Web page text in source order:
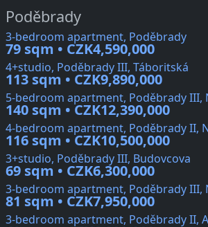
Poděbrady
3-bedroom apartment, Poděbrady
79 sqm • CZK4,590,000
4+studio, Poděbrady III, Táboritská
113 sqm • CZK9,890,000
5-bedroom apartment, Poděbrady III,
140 sqm • CZK12,390,000
4-bedroom apartment, Poděbrady II,
116 sqm • CZK10,500,000
3+studio, Poděbrady III, Budovcova
69 sqm • CZK6,300,000
3-bedroom apartment, Poděbrady III,
81 sqm • CZK7,950,000
3-bedroom apartment, Poděbrady II,